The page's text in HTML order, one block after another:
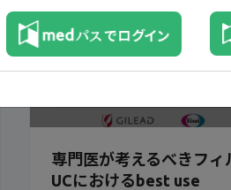
専門医が考えるべきフィ
UCにおけるbest use